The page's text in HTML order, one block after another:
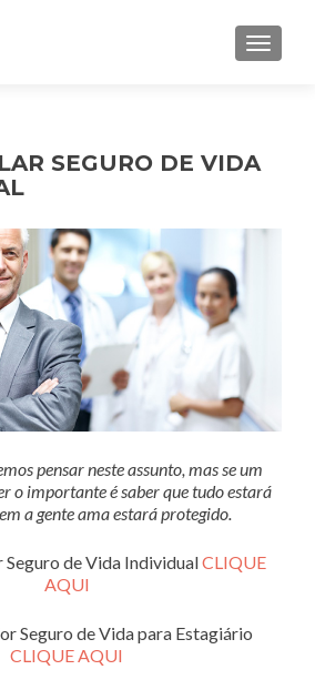
SEGURO DE VIDA
pensar neste assunto, mas se um
o importante é saber que tudo estará
a gente ama estará protegido.
Seguro de Vida IndividualCLIQUE
AQUI
Seguro de Vida para Estagiário
CLIQUE AQUI